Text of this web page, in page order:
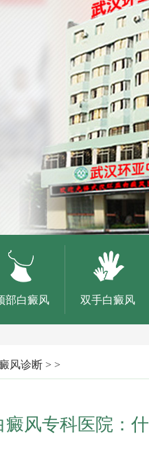
部白癜风 双手白癜风
风诊断 > >
癜风专科医院：